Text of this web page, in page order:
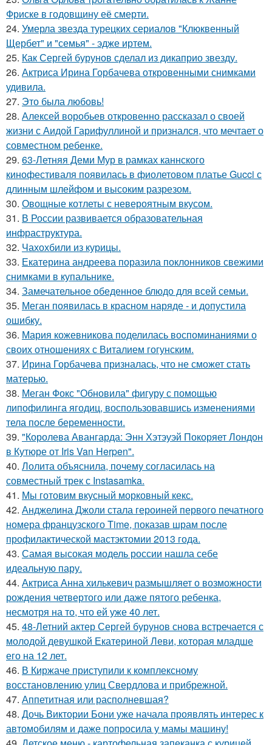
Фриске в годовщину её смерти.
24. Умерла звезда турецких сериалов "Клюквенный
Щербет" и "семья" - эдже иртем.
25. Как Сергей бурунов сделал из дикаприо звезду.
26. Актриса Ирина Горбачева откровенными снимками
удивила.
27. Это была любовь!
28. Алексей воробьев откровенно рассказал о своей
жизни с Аидой Гарифуллиной и признался, что мечтает о
совместном ребенке.
29. 63-Летняя Деми Мур в рамках каннского
кинофестиваля появилась в фиолетовом платье Gucci с
длинным шлейфом и высоким разрезом.
30. Овощные котлеты с невероятным вкусом.
31. В России развивается образовательная
инфраструктура.
32. Чахохбили из курицы.
33. Екатерина андреева поразила поклонников свежими
снимками в купальнике.
34. Замечательное обеденное блюдо для всей семьи.
35. Меган появилась в красном наряде - и допустила
ошибку.
36. Мария кожевникова поделилась воспоминаниями о
своих отношениях с Виталием гогунским.
37. Ирина Горбачева призналась, что не сможет стать
матерью.
38. Меган Фокс "Обновила" фигуру с помощью
липофилинга ягодиц, воспользовавшись изменениями
тела после беременности.
39. "Королева Авангарда: Энн Хэтэуэй Покоряет Лондон
в Кутюре от Iris Van Herpen".
40. Лолита объяснила, почему согласилась на
совместный трек с Instasamka.
41. Мы готовим вкусный морковный кекс.
42. Анджелина Джоли стала героиней первого печатного
номера французского Time, показав шрам после
профилактической мастэктомии 2013 года.
43. Самая высокая модель россии нашла себе
идеальную пару.
44. Актриса Анна хилькевич размышляет о возможности
рождения четвертого или даже пятого ребенка,
несмотря на то, что ей уже 40 лет.
45. 48-Летний актер Сергей бурунов снова встречается с
молодой девушкой Екатериной Леви, которая младше
его на 12 лет.
46. В Киржаче приступили к комплексному
восстановлению улиц Свердлова и прибрежной.
47. Аппетитная или располневшая?
48. Дочь Виктории Бони уже начала проявлять интерес к
автомобилям и даже попросила у мамы машину!